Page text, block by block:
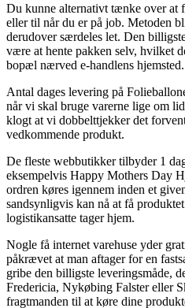
Du kunne alternativt tænke over at
eller til når du er på job. Metoden
derudover særdeles let. Den
være at hente pakken selv, hvilket
bopæl nærved e-handlens hjemsted.
Antal dages levering på
når vi skal bruge varerne lige om
klogt at vi dobbelttjekker det
vedkommende produkt.
De fleste webbutikker tilbyder 1
eksempelvis Happy Mothers Day
ordren køres igennem inden et
sandsynligvis kan nå at få
logistikansatte tager hjem.
Nogle få internet varehuse yder
påkrævet at man aftager for en
gribe den billigste leveringsmåde,
Fredericia, Nykøbing Falster eller
fragtmanden til at køre dine